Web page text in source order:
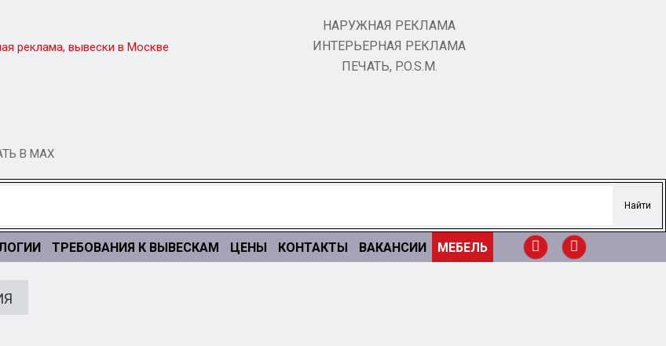
НАРУЖНАЯ РЕКЛАМА
ИНТЕРЬЕРНАЯ РЕКЛАМА
ПЕЧАТЬ, P.O.S.M.
В MAX
ТРЕБОВАНИЯ К ВЫВЕСКАМ ЦЕНЫ КОНТАКТЫ ВАКАНСИИ МЕБЕЛЬ